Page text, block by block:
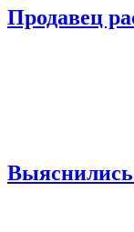
Продавец
Выяснились